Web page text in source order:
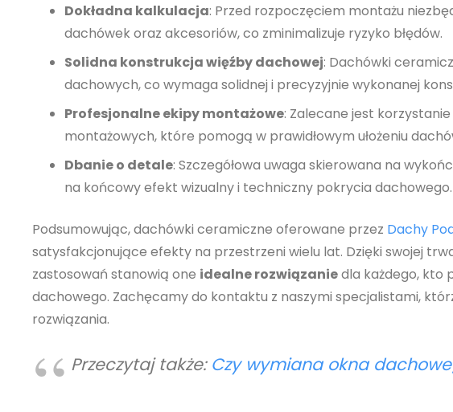
Dokładna kalkulacja: Przed rozpoczęciem montażu
dachówek oraz akcesoriów, co zminimalizuje ryzyko błędów.
Solidna konstrukcja więźby dachowej: Dachówki
dachowych, co wymaga solidnej i precyzyjnie wykonanej
Profesjonalne ekipy montażowe: Zalecane jest
montażowych, które pomogą w prawidłowym ułożeniu
Dbanie o detale: Szczegółowa uwaga skierowana na
na końcowy efekt wizualny i techniczny pokrycia dachowego.
Podsumowując, dachówki ceramiczne oferowane przez Dachy
satysfakcjonujące efekty na przestrzeni wielu lat. Dzięki swojej
zastosowań stanowią one idealne rozwiązaniedla każdego, kto
dachowego. Zachęcamy do kontaktu z naszymi specjalistami,
rozwiązania.
Przeczytaj także: Czy wymiana okna